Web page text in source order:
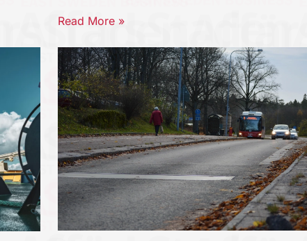
Read More »